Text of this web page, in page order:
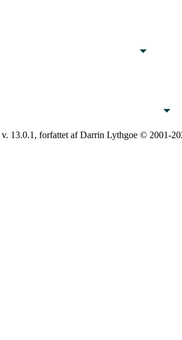
v. 13.0.1, forfattet af Darrin Lythgoe © 2001-